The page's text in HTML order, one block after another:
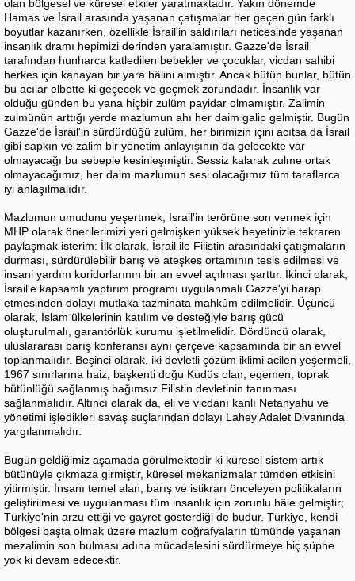
olan bölgesel ve küresel etkiler yaratmaktadır. Yakın dönemde
Hamas ve İsrail arasında yaşanan çatışmalar her geçen gün farklı
boyutlar kazanırken, özellikle İsrail'in saldırıları neticesinde yaşanan
insanlık dramı hepimizi derinden yaralamıştır. Gazze'de İsrail
tarafından hunharca katledilen bebekler ve çocuklar, vicdan sahibi
herkes için kanayan bir yara hâlini almıştır. Ancak bütün bunlar, bütün
bu acılar elbette ki geçecek ve geçmek zorundadır. İnsanlık var
olduğu günden bu yana hiçbir zulüm payidar olmamıştır. Zalimin
zulmünün arttığı yerde mazlumun ahı her daim galip gelmiştir. Bugün
Gazze'de İsrail'in sürdürdüğü zulüm, her birimizin içini acıtsa da İsrail
gibi sapkın ve zalim bir yönetim anlayışının da gelecekte var
olmayacağı bu sebeple kesinleşmiştir. Sessiz kalarak zulme ortak
olmayacağımız, her daim mazlumun sesi olacağımız tüm taraflarca
iyi anlaşılmalıdır.
Mazlumun umudunu yeşertmek, İsrail'in terörüne son vermek için
MHP olarak önerilerimizi yeri gelmişken yüksek heyetinizle tekraren
paylaşmak isterim: İlk olarak, İsrail ile Filistin arasındaki çatışmaların
durması, sürdürülebilir barış ve ateşkes ortamının tesis edilmesi ve
insani yardım koridorlarının bir an evvel açılması şarttır. İkinci olarak,
İsrail'e kapsamlı yaptırım programı uygulanmalı Gazze'yi harap
etmesinden dolayı mutlaka tazminata mahkûm edilmelidir. Üçüncü
olarak, İslam ülkelerinin katılım ve desteğiyle barış gücü
oluşturulmalı, garantörlük kurumu işletilmelidir. Dördüncü olarak,
uluslararası barış konferansı aynı çerçeve kapsamında bir an evvel
toplanmalıdır. Beşinci olarak, iki devletli çözüm iklimi acilen yeşermeli,
1967 sınırlarına haiz, başkenti doğu Kudüs olan, egemen, toprak
bütünlüğü sağlanmış bağımsız Filistin devletinin tanınması
sağlanmalıdır. Altıncı olarak da, eli ve vicdanı kanlı Netanyahu ve
yönetimi işledikleri savaş suçlarından dolayı Lahey Adalet Divanında
yargılanmalıdır.
Bugün geldiğimiz aşamada görülmektedir ki küresel sistem artık
bütünüyle çıkmaza girmiştir, küresel mekanizmalar tümden etkisini
yitirmiştir. İnsanı temel alan, barış ve istikrarı önceleyen politikaların
geliştirilmesi ve uygulanması tüm insanlık için zorunlu hâle gelmiştir;
Türkiye'nin arzu ettiği ve gayret gösterdiği de budur. Türkiye, kendi
bölgesi başta olmak üzere mazlum coğrafyaların tümünde yaşanan
mezalimin son bulması adına mücadelesini sürdürmeye hiç şüphe
yok ki devam edecektir.